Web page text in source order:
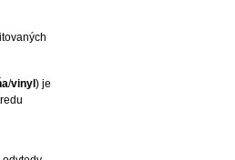
/vinyl ) je